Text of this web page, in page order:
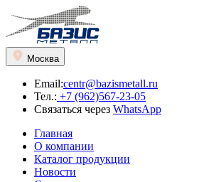
Москва
Email:centr@bazismetall.ru
Тел.: +7 (962)567-23-05
Связаться через WhatsApp
Главная
О компании
Каталог продукции
Новости